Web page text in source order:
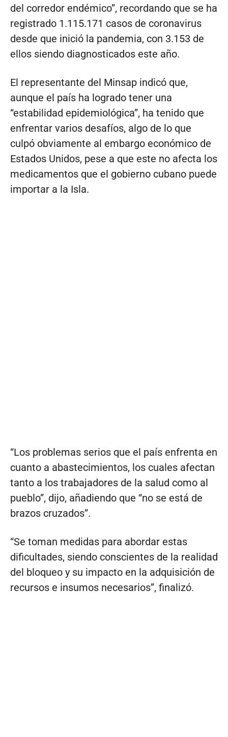
del corredor endémico”, recordando que se ha
registrado 1.115.171 casos de coronavirus
desde que inició la pandemia, con 3.153 de
ellos siendo diagnosticados este año.
El representante del Minsap indicó que,
aunque el país ha logrado tener una
“estabilidad epidemiológica”, ha tenido que
enfrentar varios desafíos, algo de lo que
culpó obviamente al embargo económico de
Estados Unidos, pese a que este no afecta los
medicamentos que el gobierno cubano puede
importar a la Isla.
“Los problemas serios que el país enfrenta en
cuanto a abastecimientos, los cuales afectan
tanto a los trabajadores de la salud como al
pueblo”, dijo, añadiendo que “no se está de
brazos cruzados”.
“Se toman medidas para abordar estas
dificultades, siendo conscientes de la realidad
del bloqueo y su impacto en la adquisición de
recursos e insumos necesarios”, finalizó.